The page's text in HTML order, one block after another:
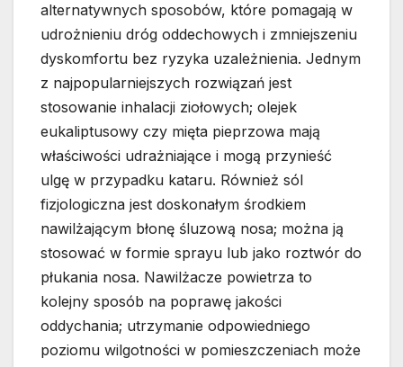
alternatywnych sposobów, które pomagają w
udrożnieniu dróg oddechowych i zmniejszeniu
dyskomfortu bez ryzyka uzależnienia. Jednym
z najpopularniejszych rozwiązań jest
stosowanie inhalacji ziołowych; olejek
eukaliptusowy czy mięta pieprzowa mają
właściwości udrażniające i mogą przynieść
ulgę w przypadku kataru. Również sól
fizjologiczna jest doskonałym środkiem
nawilżającym błonę śluzową nosa; można ją
stosować w formie sprayu lub jako roztwór do
płukania nosa. Nawilżacze powietrza to
kolejny sposób na poprawę jakości
oddychania; utrzymanie odpowiedniego
poziomu wilgotności w pomieszczeniach może